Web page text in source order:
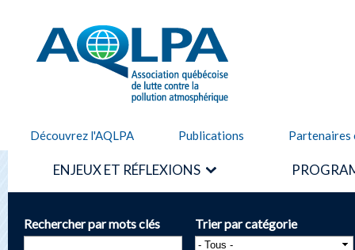
AQLPA
Découvrez l'AQLPA Publications Partenaires
ENJEUX ET RÉFLEXIONS
Rechercher par mots clés Trier par catégorie